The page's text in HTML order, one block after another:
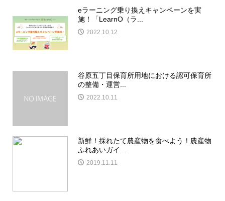
eラーニング乗り換えキャンペーンを実
施！「LearnO（ラ...
2022.10.12
谷原五丁目保育所用地における認可保育所
の整備・運営...
2022.10.11
新鮮！採れたて農産物を食べよう！農産物
ふれあいガイ...
2019.11.11